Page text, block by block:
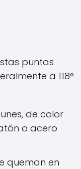
puntas
a 118°
de color
o acero
queman en